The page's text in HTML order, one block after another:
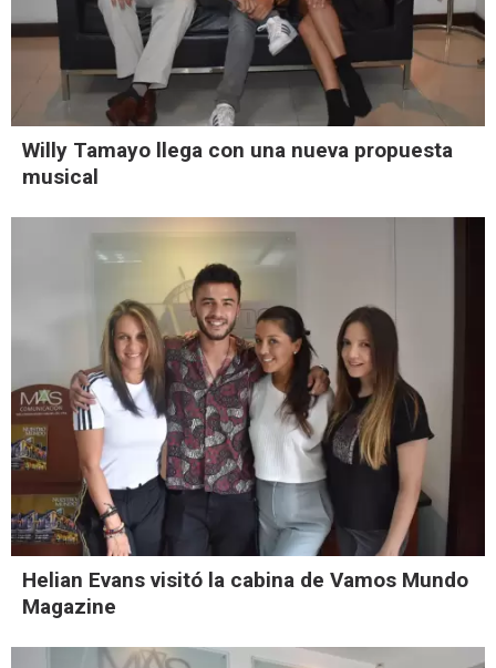
Willy Tamayo llega con una nueva propuesta
musical
Helian Evans visitó la cabina de Vamos Mundo
Magazine